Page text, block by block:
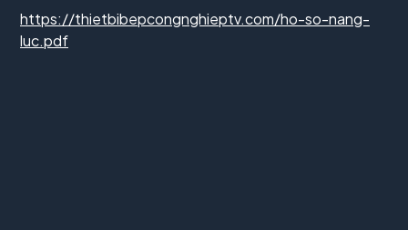
https://thietbibepcongnghieptv.com/ho-so-nang-
luc.pdf